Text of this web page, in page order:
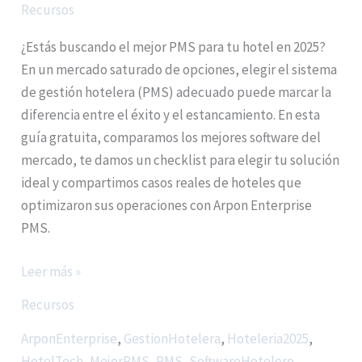
Recursos
¿Estás buscando el mejor PMS para tu hotel en 2025?
En un mercado saturado de opciones, elegir el sistema
de gestión hotelera (PMS) adecuado puede marcar la
diferencia entre el éxito y el estancamiento. En esta
guía gratuita, comparamos los mejores software del
mercado, te damos un checklist para elegir tu solución
ideal y compartimos casos reales de hoteles que
optimizaron sus operaciones con Arpon Enterprise
PMS.
Leer más »
Recursos
ArponEnterprise, GestionHotelera, Hoteleria2025,